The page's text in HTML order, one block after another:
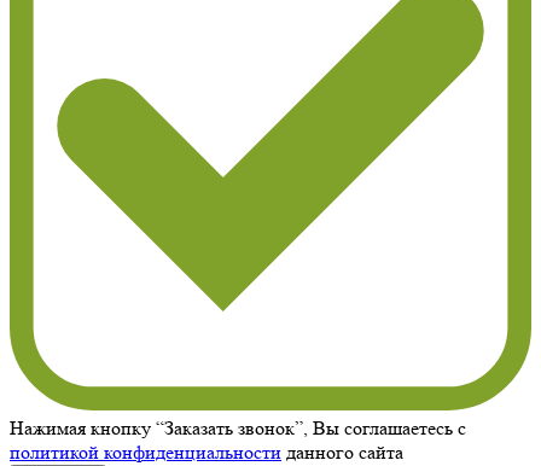
Нажимая кнопку “Заказать звонок”, Вы соглашаетесь с
политикой конфиденциальности данного сайта